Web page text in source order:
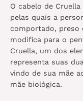
O cabelo de
pelas quais a
comportado, preso
modifica para o
Cruella, um dos
representa suas
vindo de sua mãe
mãe biológica.